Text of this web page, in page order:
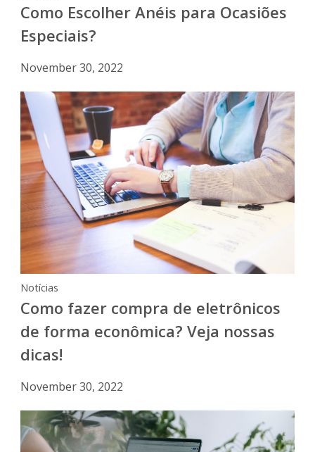
Como Escolher Anéis para Ocasiões
Especiais?
November 30, 2022
Notícias
Como fazer compra de eletrônicos
de forma econômica? Veja nossas
dicas!
November 30, 2022